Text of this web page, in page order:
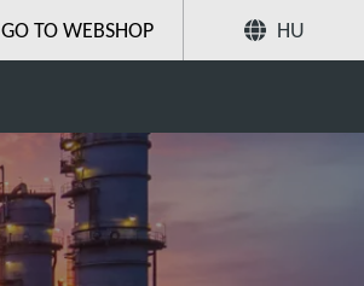
GO TO WEBSHOP HU
Megosztás